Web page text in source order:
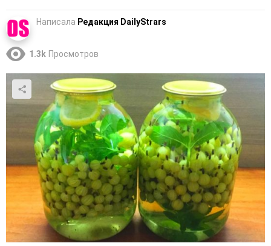
Написала Редакция DailyStrars
1.3k Просмотров